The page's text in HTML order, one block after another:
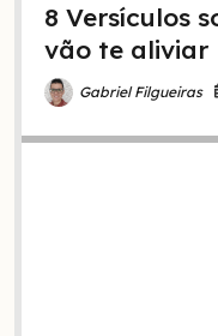
fundo
uma
8 Versículos
vão te aliviar
Gabriel Filgueiras